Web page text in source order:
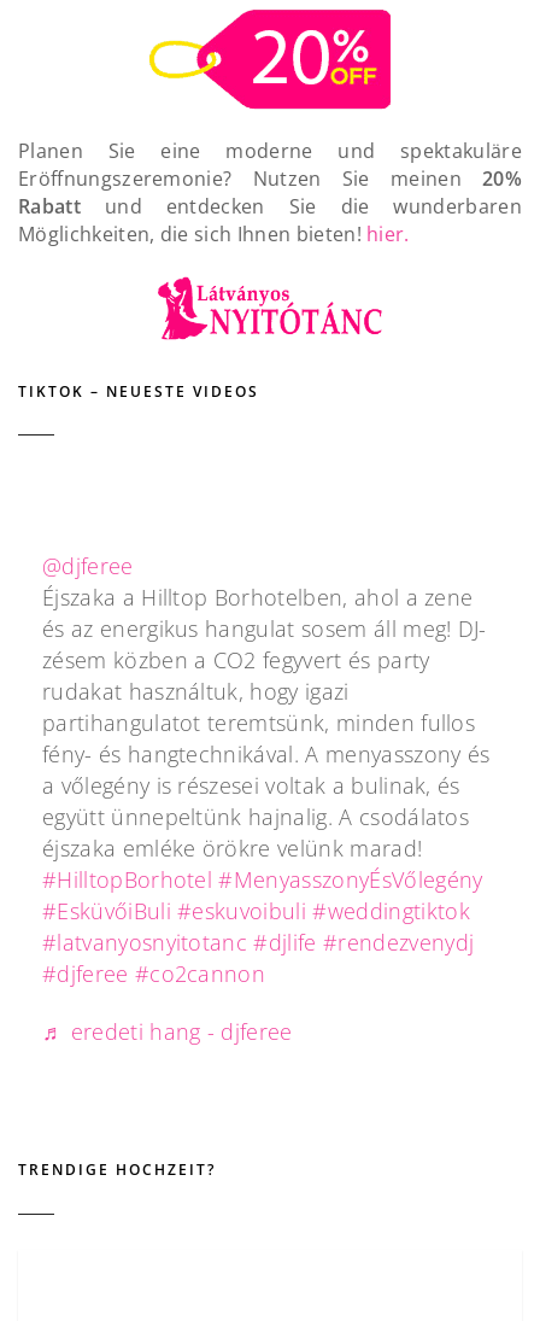
Planen Sie eine moderne und spektakuläre
Eröffnungszeremonie? Nutzen Sie meinen20%
Rabattund entdecken Sie die wunderbaren
Möglichkeiten, die sich Ihnen bieten! hier.
TIKTOK – NEUESTE VIDEOS
@djferee
Éjszaka a Hilltop Borhotelben, ahol a zene
és az energikus hangulat sosem áll meg! DJ-
zésem közben a CO2 fegyvert és party
rudakat használtuk, hogy igazi
partihangulatot teremtsünk, minden fullos
fény- és hangtechnikával. A menyasszony és
a vőlegény is részesei voltak a bulinak, és
együtt ünnepeltünk hajnalig. A csodálatos
éjszaka emléke örökre velünk marad!
#HilltopBorhotel #MenyasszonyÉsVőlegény
#EsküvőiBuli #eskuvoibuli #weddingtiktok
#latvanyosnyitotanc #djlife #rendezvenydj
#djferee #co2cannon
♬ eredeti hang - djferee
TRENDIGE HOCHZEIT?